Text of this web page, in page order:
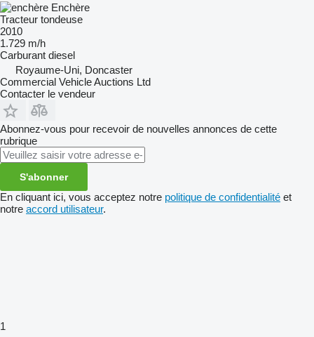
Enchère
Tracteur tondeuse
2010
1.729 m/h
Carburant diesel
Royaume-Uni, Doncaster
Commercial Vehicle Auctions Ltd
Contacter le vendeur
Abonnez-vous pour recevoir de nouvelles annonces de cette
rubrique
S'abonner
En cliquant ici, vous acceptez notre politique de confidentialité et
notre accord utilisateur.
1